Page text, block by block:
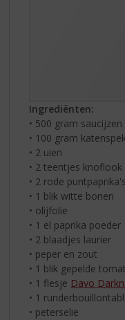
Ingrediënten:
• 500 gram saucijzen
• 100 gram
• 2 uien
• 2 teentjes knoflook
• 2 rode puntpaprika's
• 1 blik witte bonen
• olijfolie
• 1 el paprika poeder
• 2 blaadjes laurier
• peper en zout
• 1 blik gepelde
• 1 flesje Davo
• 1
• peterselie